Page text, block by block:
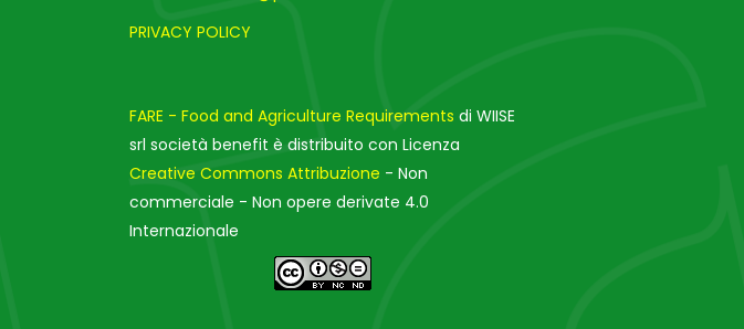
PRIVACY POLICY
FARE - Food and Agriculture Requirements di WIISE
srl società benefit è distribuito con Licenza
Creative Commons Attribuzione - Non
commerciale - Non opere derivate 4.0
Internazionale